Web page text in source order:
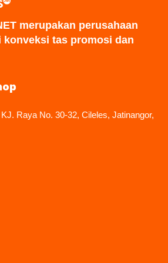
merupakan perusahaan
konveksi tas promosi dan
Raya No. 30-32, Cileles, Jatinangor,